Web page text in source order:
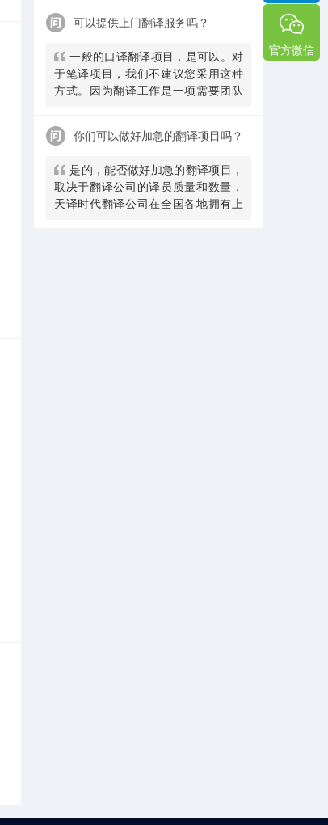
PSD、AI等常见格式。
可以提供上门翻译服务吗？
一般的口译翻译项目，是可以。对
于笔译项目，我们不建议您采用这种
方式。因为翻译工作是一项需要团队
翻译公司有很多专业语料库是不可以
外带的司，因此，译员上门翻译，效
务费，笔译翻译证件类翻译大多采用
线上翻译。但客户实在需要，我们一
定会配合。
你们可以做好加急的翻译项目吗？
是的，能否做好加急的翻译项目，
取决于翻译公司的译员质量和数量，
天译时代翻译公司在全国各地拥有上
官方微信